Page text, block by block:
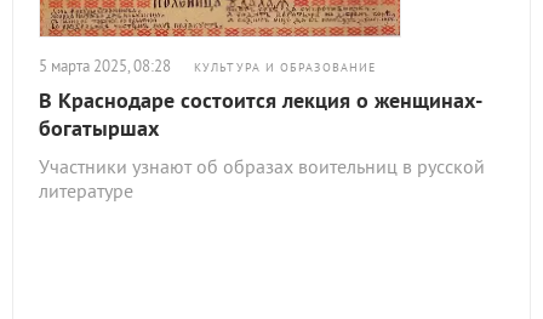
5 марта 2025, 08:28 КУЛЬТУРА И ОБРАЗОВАНИЕ
В Краснодаре состоится лекция о женщинах-
богатыршах
Участники узнают об образах воительниц в русской
литературе